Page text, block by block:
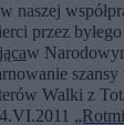
naszej
przez
w
szansy
Walki z